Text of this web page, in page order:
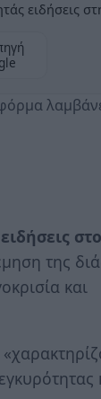
ειδήσεις
της
και